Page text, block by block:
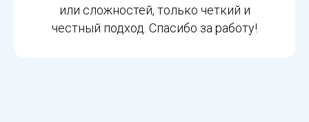
или сложностей, только четкий и
честный подход. Спасибо за работу!